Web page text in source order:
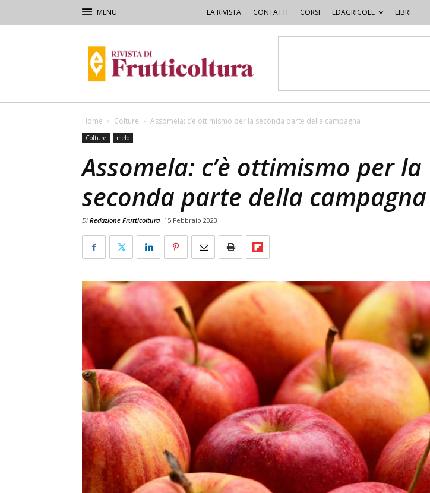
LA RIVISTA CONTATTI CORSI EDAGRICOLE LIBRI
di
Frutticoltura
Home Colture Assomela: c’è ottimismo per la seconda parte della campagna
Colture melo
Assomela: c’è ottimismo per la
seconda parte della campagna
Di Redazione Frutticoltura 15 Febbraio 2023